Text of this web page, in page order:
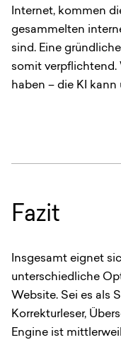
Internet, kommen
gesammelten
sind. Eine
somit verpflichtend.
haben – die KI
Fazit
Insgesamt eignet
unterschiedliche
Website. Sei es als
Korrekturleser,
Engine ist